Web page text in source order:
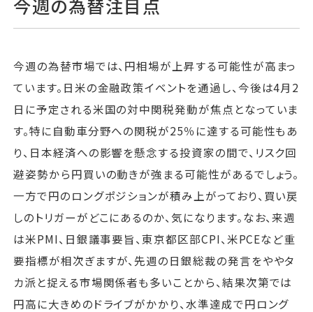
今週の為替注目点
今週の為替市場では、円相場が上昇する可能性が高まっ
ています。日米の金融政策イベントを通過し、今後は4月2
日に予定される米国の対中関税発動が焦点となっていま
す。特に自動車分野への関税が25％に達する可能性もあ
り、日本経済への影響を懸念する投資家の間で、リスク回
避姿勢から円買いの動きが強まる可能性があるでしょう。
一方で円のロングポジションが積み上がっており、買い戻
しのトリガーがどこにあるのか、気になります。なお、来週
は米PMI、日銀議事要旨、東京都区部CPI、米PCEなど重
要指標が相次ぎますが、先週の日銀総裁の発言をややタ
カ派と捉える市場関係者も多いことから、結果次第では
円高に大きめのドライブがかかり、水準達成で円ロング